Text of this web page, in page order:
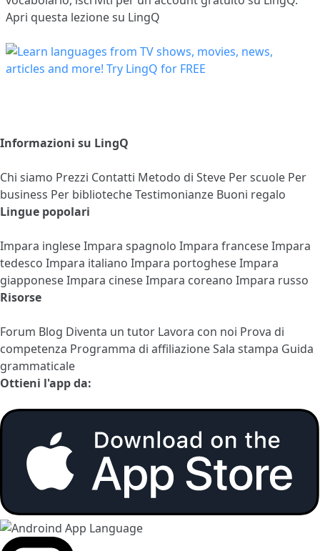
Apri questa lezione su LingQ
Informazioni su LingQ
Chi siamo Prezzi Contatti Metodo di Steve Per scuole Per
business Per bibliotecheTestimonianze Buoni regalo
Lingue popolari
Impara ingleseImpara spagnolo Impara franceseImpara
tedesco Impara italiano Impara portogheseImpara
giapponeseImpara cineseImpara coreano Impara russo
Risorse
Forum Blog Diventa un tutor Lavora con noi Prova di
competenza Programma di affiliazioneSala stampa Guida
grammaticale
Ottieni l'app da: